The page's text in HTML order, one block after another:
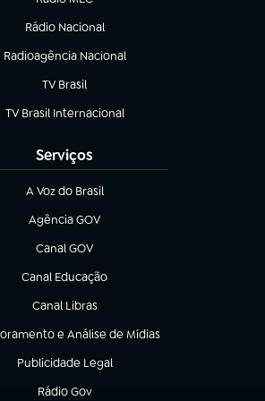
Rádio Nacional
(abre em nova aba)
Radioagência Nacional
(abre em nova aba)
TV Brasil
(abre em nova aba)
TV Brasil Internacional
(abre em nova aba)
Serviços
A Voz do Brasil
(abre em nova aba)
Agência GOV
(abre em nova aba)
Canal GOV
(abre em nova aba)
Canal Educação
(abre em nova aba)
Canal Libras
(abre em nova aba)
e Análise de Mídias
nova aba)
Publicidade Legal
(abre em nova aba)
Rádio Gov
(abre em nova aba)